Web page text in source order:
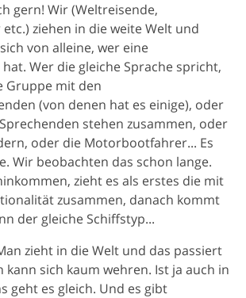
gern! Wir (Weltreisende,
ziehen in die weite Welt und
von alleine, wer eine
Wer die gleiche Sprache spricht,
Gruppe mit den
(von denen hat es einige), oder
stehen zusammen, oder
oder die Motorbootfahrer... Es
Wir beobachten das schon lange.
zieht es als erstes die mit
zusammen, danach kommt
der gleiche Schiffstyp...
zieht in die Welt und das passiert
kann sich kaum wehren. Ist ja auch in
geht es gleich. Und es gibt